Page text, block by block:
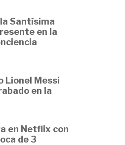
Santísima
en la
Lionel Messi
en la
en Netflix con
de 3